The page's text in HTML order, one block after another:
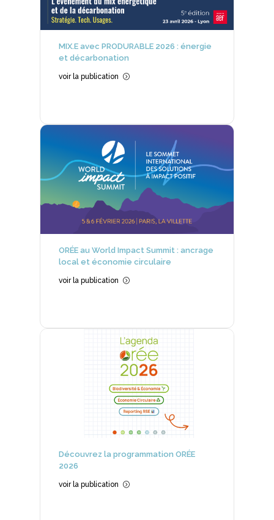
MIX.E avec PRODURABLE 2026 : énergie
et décarbonation
voir la publication =
ORÉE au World Impact Summit : ancrage
local et économie circulaire
voir la publication =
Découvrez la programmation ORÉE
2026
voir la publication =